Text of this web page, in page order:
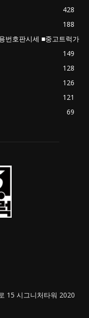
428
188
번호판시세 ■중고트럭가
149
128
126
121
69
15 시그니처타워 2020